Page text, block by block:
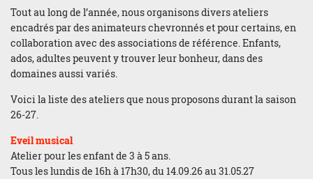
Tout au long de l’année, nous organisons divers ateliers
encadrés par des animateurs chevronnés et pour certains, en
collaboration avec des associations de référence. Enfants,
ados, adultes peuvent y trouver leur bonheur, dans des
domaines aussi variés.
Voici la liste des ateliers que nous proposons durant la saison
26-27.
Eveil musical
Atelier pour les enfant de 3 à 5 ans.
Tous les lundis de 16h à 17h30, du 14.09.26 au 31.05.27